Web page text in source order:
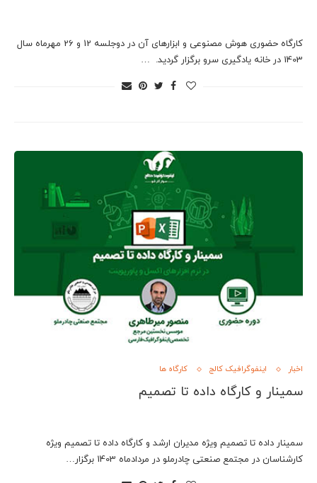
کارگاه حضوری هوش مصنوعی و ابزارهای آن در دوجلسه 12 و 26 مهرماه سال
1403 در خانه یادگیری سرو برگزار گردید. …
اخبار اینفوگرافیک کالج کارگاه ها
سمینار و کارگاه داده تا تصمیم
سمینار داده تا تصمیم ویژه مدیران ارشد و کارگاه داده تا تصمیم ویژه
کارشناسان در مجتمع صنعتی چادرملو در مردادماه 1403 برگزار…